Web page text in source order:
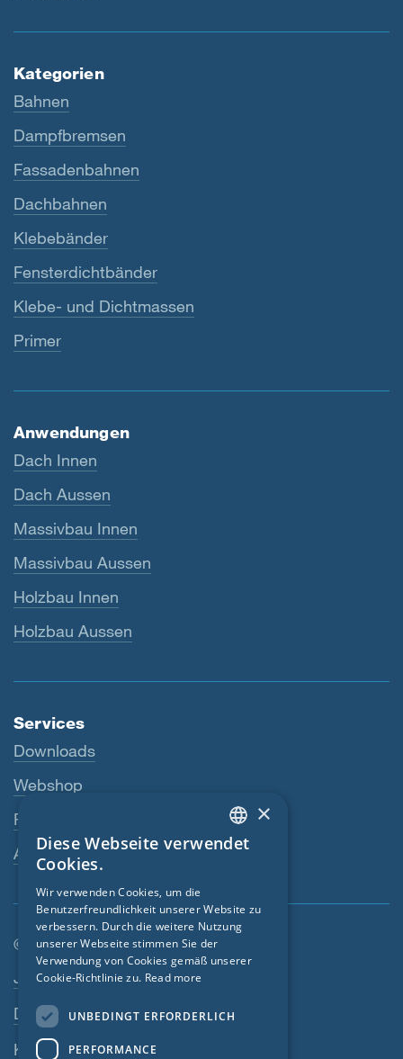
Kategorien
Bahnen
Dampfbremsen
Fassadenbahnen
Dachbahnen
Klebebänder
Fensterdichtbänder
Klebe- und Dichtmassen
Primer
Anwendungen
Dach Innen
Dach Aussen
Massivbau Innen
Massivbau Aussen
Holzbau Innen
Holzbau Aussen
Services
Downloads
Webshop
Fachhändler
Ansprechperson
© SIGA 2026
Footer-Navigation
Jobs
Datenschutz
Kontakt
ENGLISH
FRENCH
CZECH
×
Diese Webseite verwendet
Cookies.
Wir verwenden Cookies, um die
Benutzerfreundlichkeit unserer Website zu
verbessern. Durch die weitere Nutzung
unserer Webseite stimmen Sie der
Verwendung von Cookies gemäß unserer
Cookie-Richtlinie zu. Read more
UNBEDINGT ERFORDERLICH
PERFORMANCE